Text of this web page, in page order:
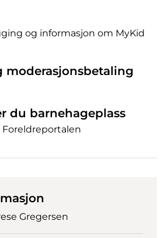
og informasjon om MyKid
moderasjonsbetaling
du barnehageplass
Foreldreportalen
Gregersen